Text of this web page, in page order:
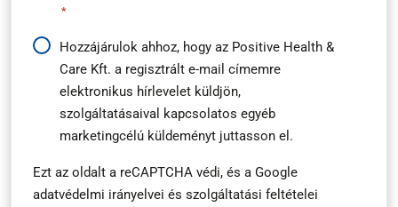
*
Hírlevél
feliratkozás
Hozzájárulok ahhoz, hogy az Positive Health &
Care Kft. a regisztrált e-mail címemre
elektronikus hírlevelet küldjön,
szolgáltatásaival kapcsolatos egyéb
marketingcélú küldeményt juttasson el.
Ezt az oldalt a reCAPTCHA védi, és a Google
adatvédelmi irányelvei és szolgáltatási feltételei